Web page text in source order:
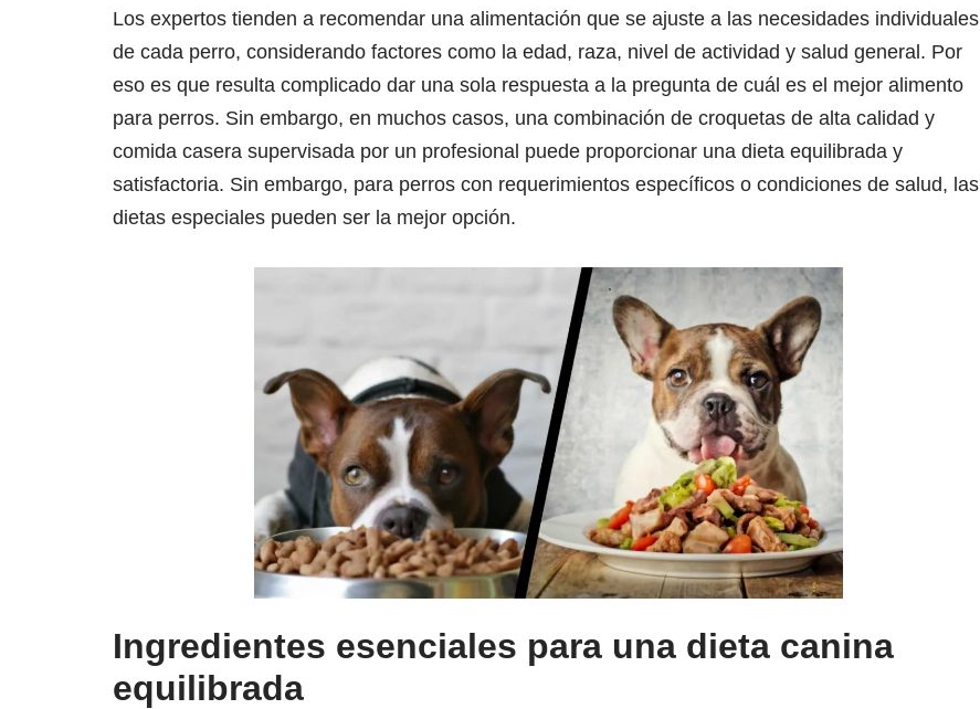
Los expertos tienden a recomendar una alimentación que se ajuste a las necesidades individuales
de cada perro, considerando factores como la edad, raza, nivel de actividad y salud general. Por
eso es que resulta complicado dar una sola respuesta a la pregunta de cuál es el mejor alimento
para perros. Sin embargo, en muchos casos, una combinación de croquetas de alta calidad y
comida casera supervisada por un profesional puede proporcionar una dieta equilibrada y
satisfactoria. Sin embargo, para perros con requerimientos específicos o condiciones de salud, las
dietas especiales pueden ser la mejor opción.
Ingredientes esenciales para una dieta canina
equilibrada